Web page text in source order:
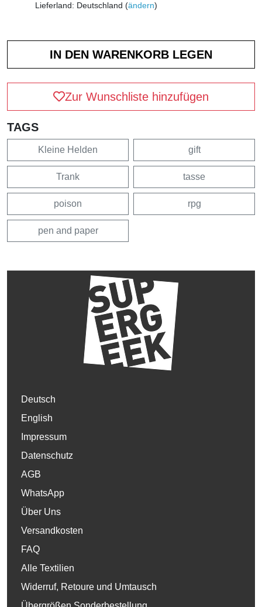
Lieferland: Deutschland (ändern)
Zur Wunschliste hinzufügen
TAGS
Kleine Helden gift
Trank tasse
poison rpg
pen and paper
Deutsch
English
Impressum
Datenschutz
AGB
WhatsApp
Über Uns
Versandkosten
FAQ
Alle Textilien
Widerruf, Retoure und Umtausch